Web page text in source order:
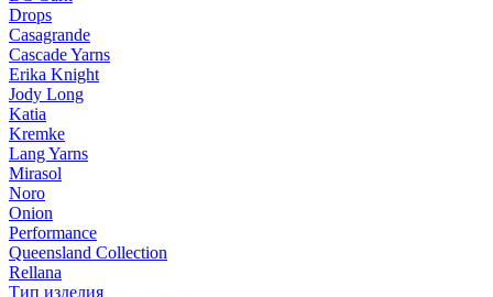
Drops
Casagrande
Cascade Yarns
Erika Knight
Jody Long
Katia
Kremke
Lang Yarns
Mirasol
Noro
Onion
Performance
Queensland Collection
Rellana
Тип изделия